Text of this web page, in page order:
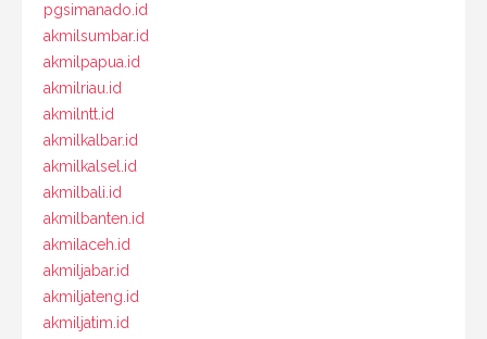
pgsimanado.id
akmilsumbar.id
akmilpapua.id
akmilriau.id
akmilntt.id
akmilkalbar.id
akmilkalsel.id
akmilbali.id
akmilbanten.id
akmilaceh.id
akmiljabar.id
akmiljateng.id
akmiljatim.id